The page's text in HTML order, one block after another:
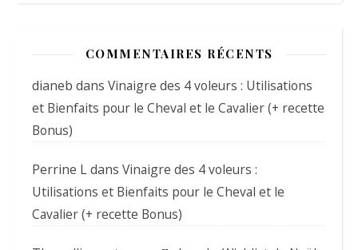
COMMENTAIRES RÉCENTS
dianeb dans Vinaigre des 4 voleurs : Utilisations
et Bienfaits pour le Cheval et le Cavalier (+ recette
Bonus)
Perrine Ldans Vinaigre des 4 voleurs :
Utilisations et Bienfaits pour le Cheval et le
Cavalier (+ recette Bonus)